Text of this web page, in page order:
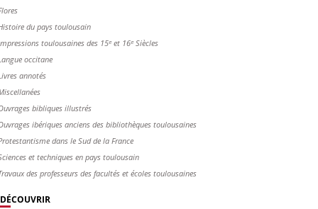
du pays toulousain
toulousaines des 15ᵉ et 16ᵉ Siècles
occitane
annotés
bibliques illustrés
ibériques anciens des bibliothèques toulousaines
dans le Sud de la France
et techniques en pays toulousain
des professeurs des facultés et écoles toulousaines
DÉCOUVRIR